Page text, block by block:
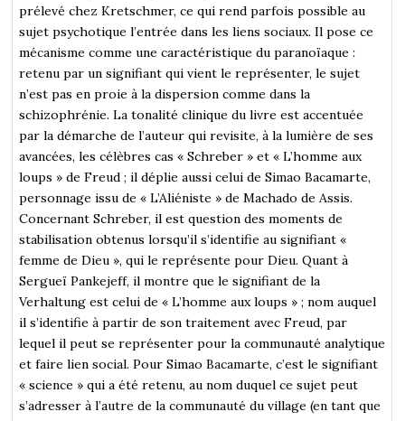
prélevé chez Kretschmer, ce qui rend parfois possible au
sujet psychotique l’entrée dans les liens sociaux. Il pose ce
mécanisme comme une caractéristique du paranoïaque :
retenu par un signifiant qui vient le représenter, le sujet
n’est pas en proie à la dispersion comme dans la
schizophrénie. La tonalité clinique du livre est accentuée
par la démarche de l’auteur qui revisite, à la lumière de ses
avancées, les célèbres cas « Schreber » et « L’homme aux
loups » de Freud ; il déplie aussi celui de Simao Bacamarte,
personnage issu de « L’Aliéniste » de Machado de Assis.
Concernant Schreber, il est question des moments de
stabilisation obtenus lorsqu’il s’identifie au signifiant «
femme de Dieu », qui le représente pour Dieu. Quant à
Sergueï Pankejeff, il montre que le signifiant de la
Verhaltung est celui de « L’homme aux loups » ; nom auquel
il s’identifie à partir de son traitement avec Freud, par
lequel il peut se représenter pour la communauté analytique
et faire lien social. Pour Simao Bacamarte, c’est le signifiant
« science » qui a été retenu, au nom duquel ce sujet peut
s’adresser à l’autre de la communauté du village (en tant que